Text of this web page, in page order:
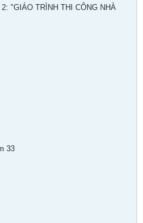
"GIÁO TRÌNH THI CÔNG NHÀ
33